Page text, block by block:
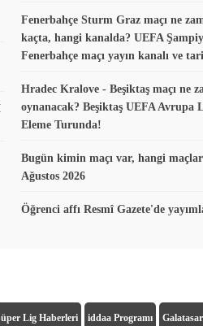
Fenerbahçe Sturm Graz maçı ne
kaçta, hangi kanalda? UEFA
Fenerbahçe maçı yayın kanalı ve
Hradec Kralove - Beşiktaş maçı ne
oynanacak? Beşiktaş UEFA Avrupa
Eleme Turunda!
Bugün kimin maçı var, hangi
Ağustos 2026
Öğrenci affı Resmî Gazete'de
Lig Haberleri iddaa Programı